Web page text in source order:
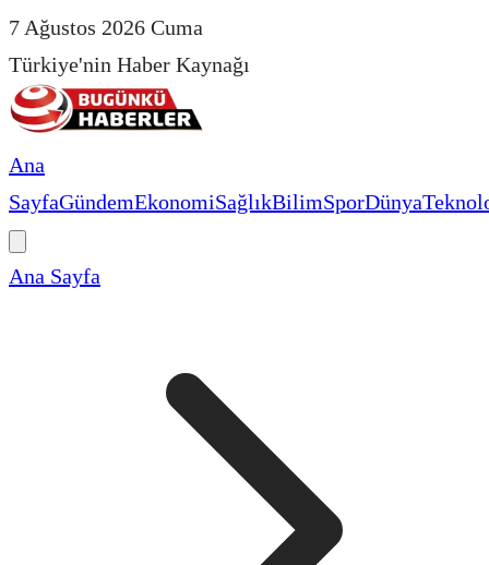
7 Ağustos 2026 Cuma
Türkiye'nin Haber Kaynağı
Ana
SayfaGündemEkonomiSağlıkBilimSporDünya
Ana Sayfa